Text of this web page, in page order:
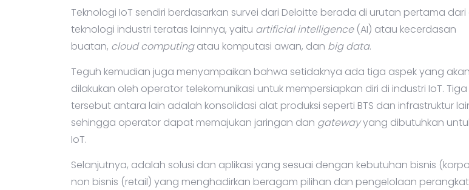
Teknologi IoT sendiri berdasarkan survei dari Deloitte berada di urutan pertama
teknologi industri teratas lainnya, yaitu artificial intelligence(AI) atau kecerdasan
buatan, cloud computingatau komputasi awan, dan big data.
Teguh kemudian juga menyampaikan bahwa setidaknya ada tiga aspek yang akan
dilakukan oleh operator telekomunikasi untuk mempersiapkan diri di industri IoT.
tersebut antara lain adalah konsolidasi alat produksi seperti BTS dan infrastruktur
sehingga operator dapat memajukan jaringan dan gatewayyang dibutuhkan
IoT.
Selanjutnya, adalah solusi dan aplikasi yang sesuai dengan kebutuhan bisnis
non bisnis (retail) yang menghadirkan beragam pilihan dan pengelolaan